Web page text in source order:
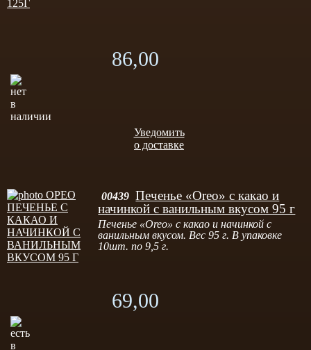
86,00
Уведомить
о доставке
00439 Печенье «Oreo» с какао и
начинкой с ванильным вкусом 95 г
Печенье «Oreo» с какао и начинкой с
ванильным вкусом. Вес 95 г. В упаковке
10шт. по 9,5 г.
69,00